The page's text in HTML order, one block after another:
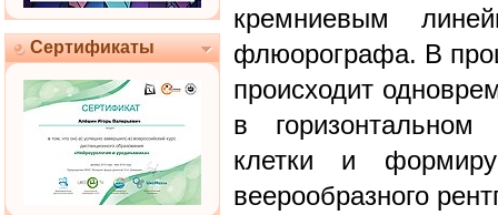
Сертификаты
кремниевым
флюорографа. В
происходит
в
клетки и
веерообразного